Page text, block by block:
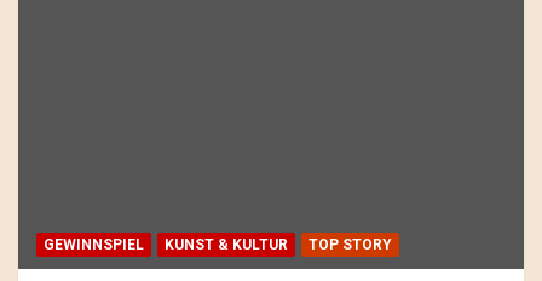
GEWINNSPIEL KUNST & KULTUR TOP STORY